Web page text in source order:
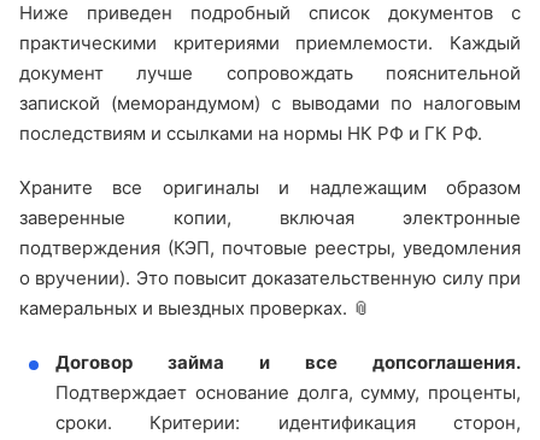
Ниже приведен подробный список документов с
практическими критериями приемлемости. Каждый
документ лучше сопровождать пояснительной
запиской (меморандумом) с выводами по налоговым
последствиям и ссылками на нормы НК РФ и ГК РФ.
Храните все оригиналы и надлежащим образом
заверенные копии, включая электронные
подтверждения (КЭП, почтовые реестры, уведомления
о вручении). Это повысит доказательственную силу при
камеральных и выездных проверках. 📎
Договор займа и все допсоглашения.
Подтверждает основание долга, сумму, проценты,
сроки. Критерии: идентификация сторон,